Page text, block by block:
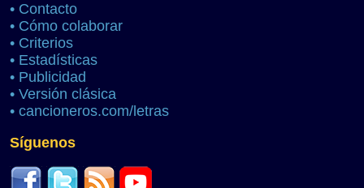
• Contacto
• Cómo colaborar
• Criterios
• Estadísticas
• Publicidad
• Versión clásica
• cancioneros.com/letras
Síguenos